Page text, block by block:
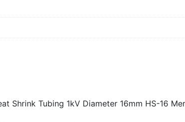
Shrink Tubing 1kV Diameter 16mm HS-16